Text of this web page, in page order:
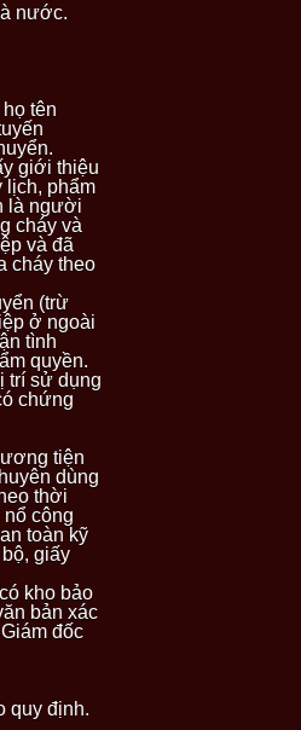
nước.
tên
giới thiệu
lịch, phẩm
là người
cháy và
và đã
cháy theo
(trừ
ở ngoài
tình
quyền.
trí sử dụng
chứng
tiện
dùng
thời
công
toàn kỹ
giấy
kho bảo
bản xác
đốc
quy định.